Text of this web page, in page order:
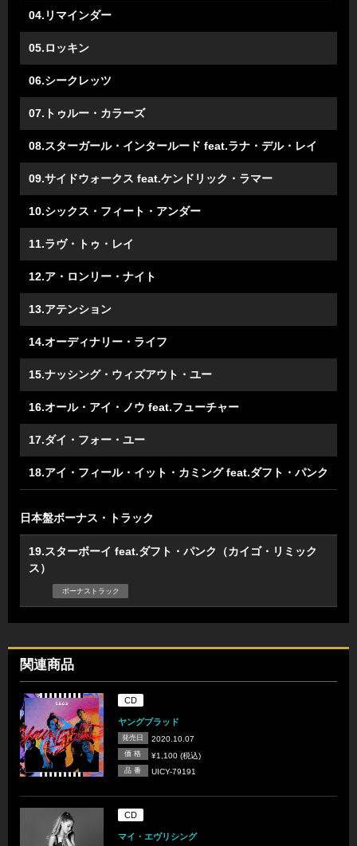
04.リマインダー
05.ロッキン
06.シークレッツ
07.トゥルー・カラーズ
08.スターガール・インタールード feat.ラナ・デル・レイ
09.サイドウォークス feat.ケンドリック・ラマー
10.シックス・フィート・アンダー
11.ラヴ・トゥ・レイ
12.ア・ロンリー・ナイト
13.アテンション
14.オーディナリー・ライフ
15.ナッシング・ウィズアウト・ユー
16.オール・アイ・ノウ feat.フューチャー
17.ダイ・フォー・ユー
18.アイ・フィール・イット・カミング feat.ダフト・パンク
日本盤ボーナス・トラック
19.スターボーイ feat.ダフト・パンク（カイゴ・リミック
ス）
ボーナストラック
関連商品
CD
ヤングブラッド
発売日 2020.10.07
価 格 ¥1,100 (税込)
品 番 UICY-79191
CD
マイ・エヴリシング